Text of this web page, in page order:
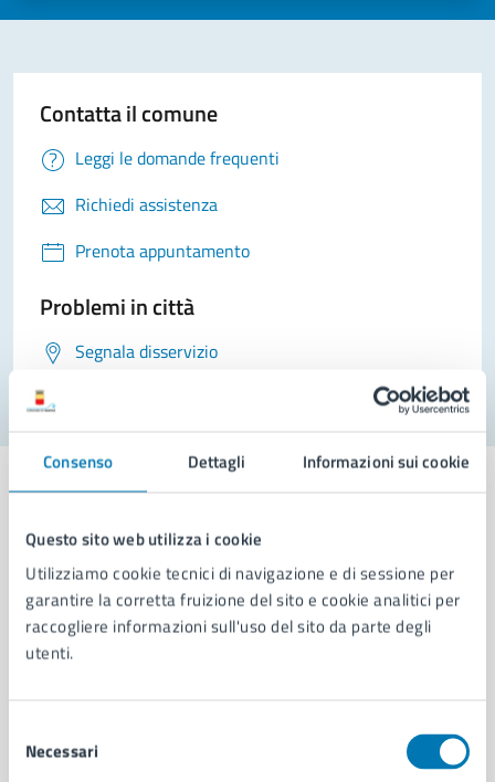
Consenso Dettagli Informazioni sui cookie
Questo sito web utilizza i cookie
Utilizziamo cookie tecnici di navigazione e di sessione per
garantire la corretta fruizione del sito e cookie analitici per
raccogliere informazioni sull'uso del sito da parte degli
utenti.
delNecessari
Contatta il comune
Leggi le domande frequenti
Richiedi assistenza
Prenota appuntamento
Problemi in città
Segnala disservizio
Comune di Napoli
AMMINISTRAZIONE
Aree amministrative
Uffici